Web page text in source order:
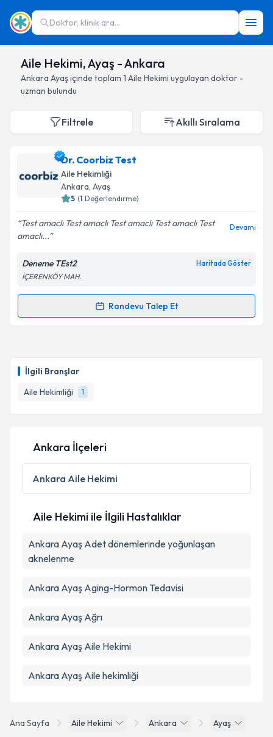
Doktor, klinik ara...
Aile Hekimi, Ayaş - Ankara
Ankara Ayaşiçinde toplam 1 Aile Hekimi uygulayan doktor -
uzman bulundu
İlgili Branşlar
Aile Hekimliği
1
Filtrele Akıllı Sıralama
Dr. Coorbiz Test
Aile Hekimliği
Ankara, Ayaş
5 (1 Değerlendirme)
Test amaclı Test amaclı Test amaclı Test amaclı Test
amaclı...
Devamı
Deneme TEst2 Haritada Göster
İÇERENKÖY MAH.
Randevu Talep Et
Randevu Takvimi Talebi
takvim hazırlandığında e-posta ile bilgilendireceğiz.
E-posta Adresiniz
Kişisel verilerimin işlenmesine ilişkinAydınlatma
Metni
'ni okudum ve kişisel verilerimin belirtilen
kapsamda işlenmesini kabul ediyorum.
Takvim Talebini Gönder
Ana Sayfa Aile Hekimi Ankara Ayaş
Ankara İlçeleri
Ankara Aile Hekimi
Aile Hekimi ile İlgili Hastalıklar
Ankara Ayaş Adet dönemlerinde yoğunlaşan
aknelenme
Ankara Ayaş Aging-Hormon Tedavisi
Ankara Ayaş Ağrı
Ankara Ayaş Aile Hekimi
Ankara Ayaş Aile hekimliği